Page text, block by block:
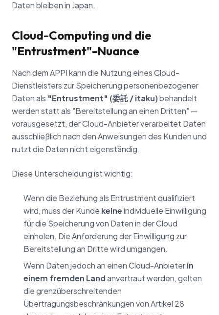
Daten bleiben in Japan.
Cloud-Computing und die
"Entrustment"-Nuance
Nach dem APPI kann die Nutzung eines Cloud-
Dienstleisters zur Speicherung personenbezogener
Daten als "Entrustment" (委託 / itaku)behandelt
werden statt als "Bereitstellung an einen Dritten" —
vorausgesetzt, der Cloud-Anbieter verarbeitet Daten
ausschließlich nach den Anweisungen des Kunden und
nutzt die Daten nicht eigenständig.
Diese Unterscheidung ist wichtig:
Wenn die Beziehung als Entrustment qualifiziert
wird, muss der Kunde keineindividuelle Einwilligung
für die Speicherung von Daten in der Cloud
einholen. Die Anforderung der Einwilligung zur
Bereitstellung an Dritte wird umgangen.
Wenn Daten jedoch an einen Cloud-Anbieterin
einem fremden Landanvertraut werden, gelten
die grenzüberschreitenden
Übertragungsbeschränkungen von Artikel 28